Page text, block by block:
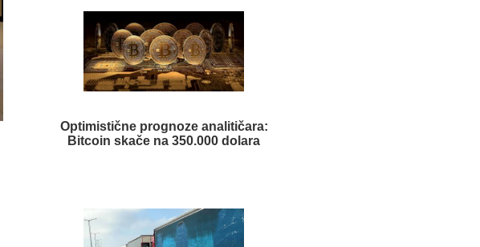
Optimistične prognoze analitičara:
Bitcoin skače na 350.000 dolara